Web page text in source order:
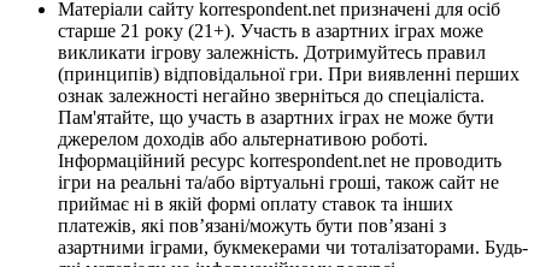
Матеріали сайту korrespondent.net призначені для осіб
старше 21 року (21+). Участь в азартних іграх може
викликати ігрову залежність. Дотримуйтесь правил
(принципів) відповідальної гри. При виявленні перших
ознак залежності негайно зверніться до спеціаліста.
Пам'ятайте, що участь в азартних іграх не може бути
джерелом доходів або альтернативою роботі.
Інформаційний ресурс korrespondent.net не проводить
ігри на реальні та/або віртуальні гроші, також сайт не
приймає ні в якій формі оплату ставок та інших
платежів, які пов’язані/можуть бути пов’язані з
азартними іграми, букмекерами чи тоталізаторами. Будь-